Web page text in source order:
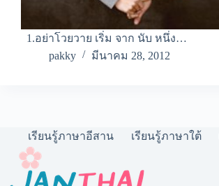
1.อย่าโวยวาย เริ่ม จาก นับ หนึ่ง…
pakky
มีนาคม 28, 2012
เรียนรู้ภาษาอีสาน เรียนรู้ภาษาใต้